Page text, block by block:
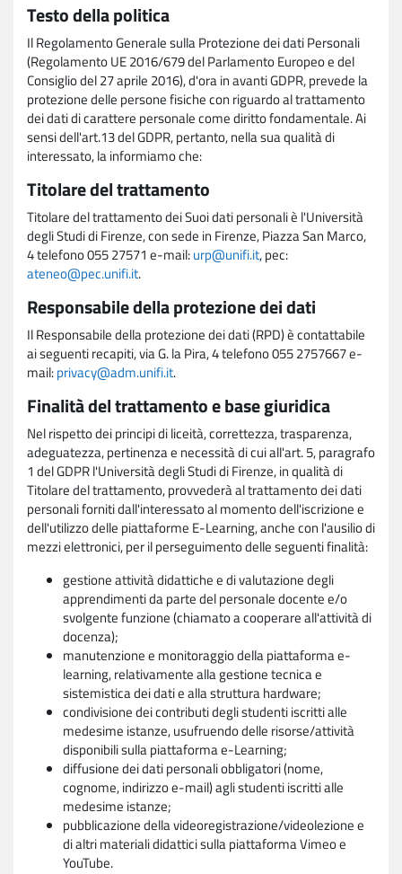
Testo della politica
Il Regolamento Generale sulla Protezione dei dati Personali
(Regolamento UE 2016/679 del Parlamento Europeo e del
Consiglio del 27 aprile 2016), d'ora in avanti GDPR, prevede la
protezione delle persone fisiche con riguardo al trattamento
dei dati di carattere personale come diritto fondamentale. Ai
sensi dell'art.13 del GDPR, pertanto, nella sua qualità di
interessato, la informiamo che:
Titolare del trattamento
Titolare del trattamento dei Suoi dati personali è l'Università
degli Studi di Firenze, con sede in Firenze, Piazza San Marco,
4 telefono 055 27571 e-mail:urp@unifi.it, pec:
ateneo@pec.unifi.it.
Responsabile della protezione dei dati
Il Responsabile della protezione dei dati (RPD) è contattabile
ai seguenti recapiti, via G. la Pira, 4 telefono 055 2757667 e-
mail:privacy@adm.unifi.it.
Finalità del trattamento e base giuridica
Nel rispetto dei principi di liceità, correttezza, trasparenza,
adeguatezza, pertinenza e necessità di cui all'art. 5, paragrafo
1 del GDPR l'Università degli Studi di Firenze, in qualità di
Titolare del trattamento, provvederà al trattamento dei dati
personali forniti dall'interessato al momento dell'iscrizione e
dell'utilizzo delle piattaforme E-Learning, anche con l'ausilio di
mezzi elettronici, per il perseguimento delle seguenti finalità:
gestione attività didattiche e di valutazione degli
apprendimenti da parte del personale docente e/o
svolgente funzione (chiamato a cooperare all'attività di
docenza);
manutenzione e monitoraggio della piattaforma e-
learning, relativamente alla gestione tecnica e
sistemistica dei dati e alla struttura hardware;
condivisione dei contributi degli studenti iscritti alle
medesime istanze, usufruendo delle risorse/attività
disponibili sulla piattaforma e-Learning;
diffusione dei dati personali obbligatori (nome,
cognome, indirizzo e-mail) agli studenti iscritti alle
medesime istanze;
pubblicazione della videoregistrazione/videolezione e
di altri materiali didattici sulla piattaforma Vimeo e
YouTube.